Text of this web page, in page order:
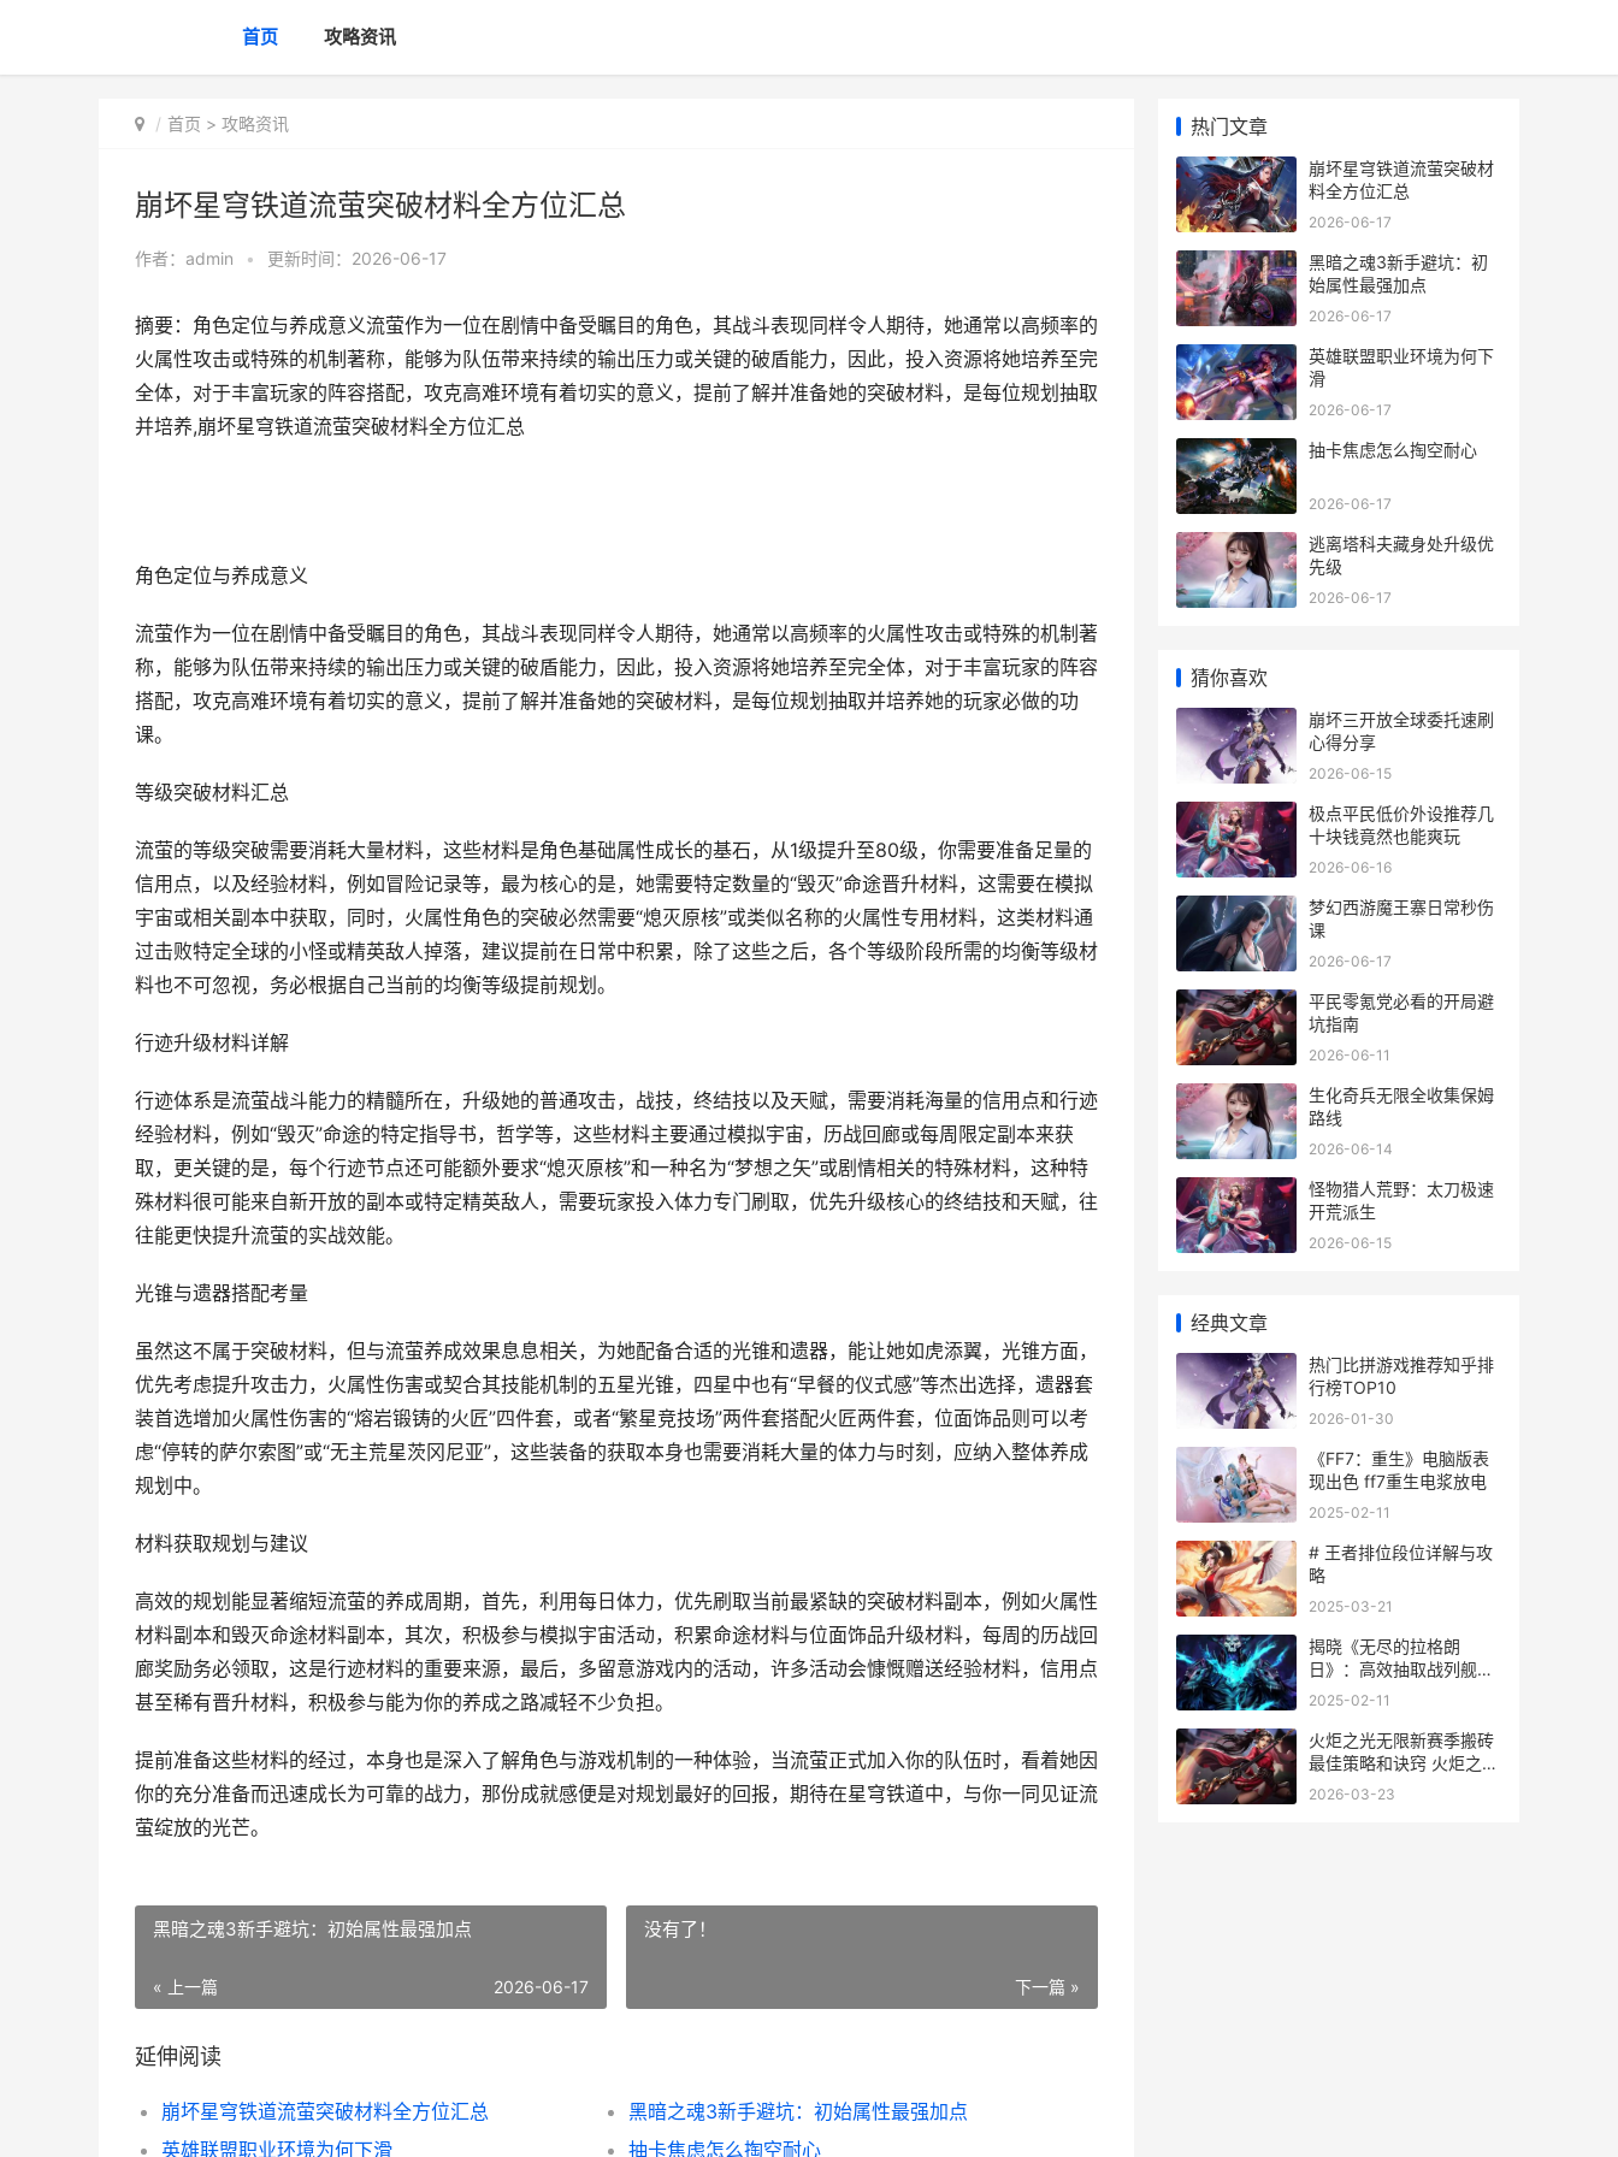
首页 攻略资讯
首页 > 攻略资讯
崩坏星穹铁道流萤突破材料全方位汇总
作者： admin • 更新时间：2026-06-17
摘要：角色定位与养成意义流萤作为一位在剧情中备受瞩目的角色，其战斗表现同样令人期待，她通常以高频率的
火属性攻击或特殊的机制著称，能够为队伍带来持续的输出压力或关键的破盾能力，因此，投入资源将她培养至完
全体，对于丰富玩家的阵容搭配，攻克高难环境有着切实的意义，提前了解并准备她的突破材料，是每位规划抽取
并培养,崩坏星穹铁道流萤突破材料全方位汇总
角色定位与养成意义
流萤作为一位在剧情中备受瞩目的角色，其战斗表现同样令人期待，她通常以高频率的火属性攻击或特殊的机制著
称，能够为队伍带来持续的输出压力或关键的破盾能力，因此，投入资源将她培养至完全体，对于丰富玩家的阵容
搭配，攻克高难环境有着切实的意义，提前了解并准备她的突破材料，是每位规划抽取并培养她的玩家必做的功
课。
等级突破材料汇总
流萤的等级突破需要消耗大量材料，这些材料是角色基础属性成长的基石，从1级提升至80级，你需要准备足量的
信用点，以及经验材料，例如冒险记录等，最为核心的是，她需要特定数量的“毁灭”命途晋升材料，这需要在模拟
宇宙或相关副本中获取，同时，火属性角色的突破必然需要“熄灭原核”或类似名称的火属性专用材料，这类材料通
过击败特定全球的小怪或精英敌人掉落，建议提前在日常中积累，除了这些之后，各个等级阶段所需的均衡等级材
料也不可忽视，务必根据自己当前的均衡等级提前规划。
行迹升级材料详解
行迹体系是流萤战斗能力的精髓所在，升级她的普通攻击，战技，终结技以及天赋，需要消耗海量的信用点和行迹
经验材料，例如“毁灭”命途的特定指导书，哲学等，这些材料主要通过模拟宇宙，历战回廊或每周限定副本来获
取，更关键的是，每个行迹节点还可能额外要求“熄灭原核”和一种名为“梦想之矢”或剧情相关的特殊材料，这种特
殊材料很可能来自新开放的副本或特定精英敌人，需要玩家投入体力专门刷取，优先升级核心的终结技和天赋，往
往能更快提升流萤的实战效能。
光锥与遗器搭配考量
虽然这不属于突破材料，但与流萤养成效果息息相关，为她配备合适的光锥和遗器，能让她如虎添翼，光锥方面，
优先考虑提升攻击力，火属性伤害或契合其技能机制的五星光锥，四星中也有“早餐的仪式感”等杰出选择，遗器套
装首选增加火属性伤害的“熔岩锻铸的火匠”四件套，或者“繁星竞技场”两件套搭配火匠两件套，位面饰品则可以考
虑“停转的萨尔索图”或“无主荒星茨冈尼亚”，这些装备的获取本身也需要消耗大量的体力与时刻，应纳入整体养成
规划中。
材料获取规划与建议
高效的规划能显著缩短流萤的养成周期，首先，利用每日体力，优先刷取当前最紧缺的突破材料副本，例如火属性
材料副本和毁灭命途材料副本，其次，积极参与模拟宇宙活动，积累命途材料与位面饰品升级材料，每周的历战回
廊奖励务必领取，这是行迹材料的重要来源，最后，多留意游戏内的活动，许多活动会慷慨赠送经验材料，信用点
甚至稀有晋升材料，积极参与能为你的养成之路减轻不少负担。
提前准备这些材料的经过，本身也是深入了解角色与游戏机制的一种体验，当流萤正式加入你的队伍时，看着她因
你的充分准备而迅速成长为可靠的战力，那份成就感便是对规划最好的回报，期待在星穹铁道中，与你一同见证流
萤绽放的光芒。
黑暗之魂3新手避坑：初始属性最强加点
« 上一篇 2026-06-17
没有了！
下一篇 »
延伸阅读
崩坏星穹铁道流萤突破材料全方位汇总
黑暗之魂3新手避坑：初始属性最强加点
英雄联盟职业环境为何下滑
抽卡焦虑怎么掏空耐心
热门文章
崩坏星穹铁道流萤突破材
料全方位汇总
2026-06-17
黑暗之魂3新手避坑：初
始属性最强加点
2026-06-17
英雄联盟职业环境为何下
滑
2026-06-17
抽卡焦虑怎么掏空耐心
2026-06-17
逃离塔科夫藏身处升级优
先级
2026-06-17
猜你喜欢
崩坏三开放全球委托速刷
心得分享
2026-06-15
极点平民低价外设推荐几
十块钱竟然也能爽玩
2026-06-16
梦幻西游魔王寨日常秒伤
课
2026-06-17
平民零氪党必看的开局避
坑指南
2026-06-11
生化奇兵无限全收集保姆
路线
2026-06-14
怪物猎人荒野：太刀极速
开荒派生
2026-06-15
经典文章
热门比拼游戏推荐知乎排
行榜TOP10
2026-01-30
《FF7：重生》电脑版表
现出色 ff7重生电浆放电
2025-02-11
# 王者排位段位详解与攻
略
2025-03-21
揭晓《无尽的拉格朗
日》：高效抽取战列舰的
绝妙策略
2025-02-11
火炬之光无限新赛季搬砖
最佳策略和诀窍 火炬之光
无限新赛季等级清零吗
2026-03-23